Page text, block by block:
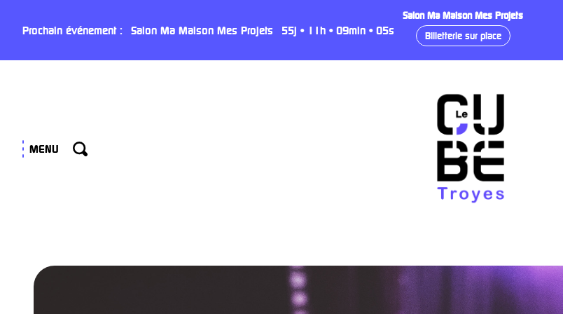
Prochain événement : Salon Ma Maison Mes Projets 55j • 11h • 09min • 04s
Salon Ma Maison Mes Projets
Billetterie sur place
MENU